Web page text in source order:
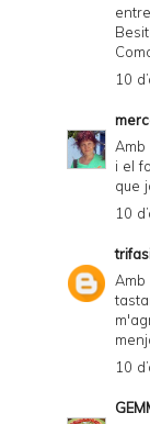
10
Amb
i el
que
10
Amb
10